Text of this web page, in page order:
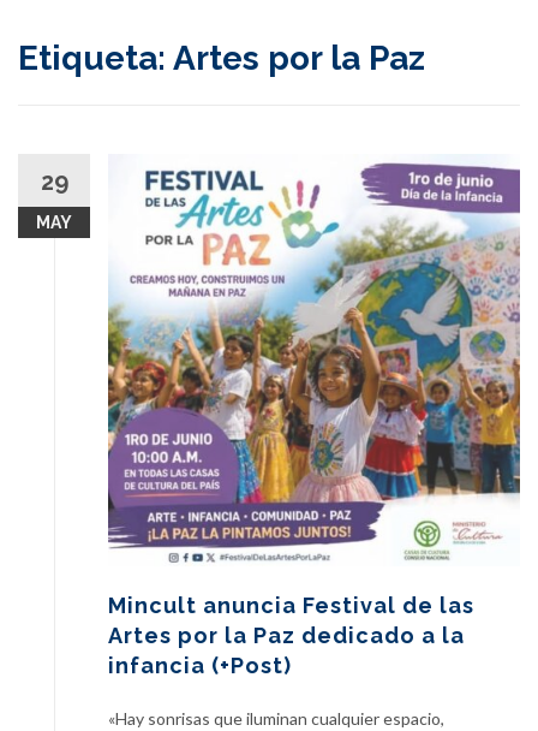
Etiqueta: Artes por la Paz
29
MAY
Mincult anuncia Festival de las
Artes por la Paz dedicado a la
infancia (+Post)
«Hay sonrisas que iluminan cualquier espacio,